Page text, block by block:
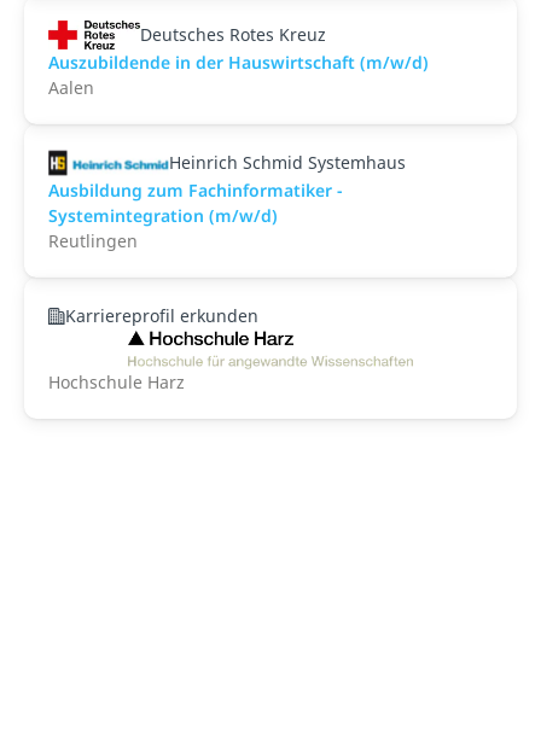
Deutsches Rotes Kreuz
Auszubildende in der Hauswirtschaft (m/w/d)
Aalen
Heinrich Schmid Systemhaus
Ausbildung zum Fachinformatiker -
Systemintegration (m/w/d)
Reutlingen
Karriereprofil erkunden
Hochschule Harz